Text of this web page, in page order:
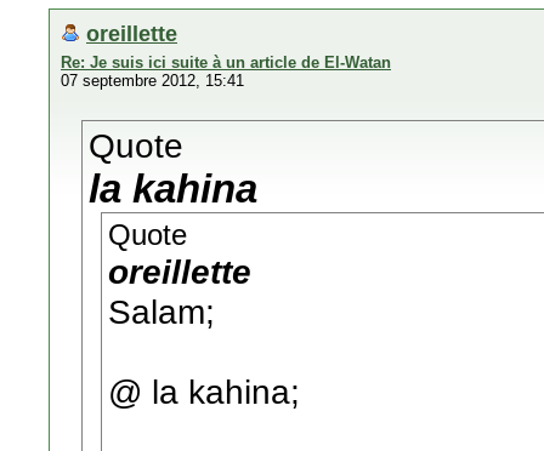
oreillette
Re: Je suis ici suite à un article de El-Watan
07 septembre 2012, 15:41
Quote
la kahina
Quote
oreillette
Salam;
@ la kahina;